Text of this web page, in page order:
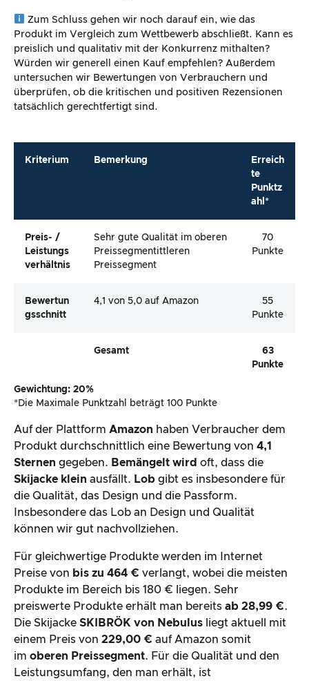
Zum Schluss gehen wir noch darauf ein, wie das
Produkt im Vergleich zum Wettbewerb abschließt. Kann es
preislich und qualitativ mit der Konkurrenz mithalten?
Würden wir generell einen Kauf empfehlen? Außerdem
untersuchen wir Bewertungen von Verbrauchern und
überprüfen, ob die kritischen und positiven Rezensionen
tatsächlich gerechtfertigt sind.
Kriterium Bemerkung
Erreich
te
Punktz
ahl*
Preis- /
Leistungs
Verhältnis
Sehr gute Qualität im oberen
Preissegmentittleren
Preissegment
70
Punkte
Bewertun
Gsschnitt
4,1 von 5,0 auf Amazon
55
Punkte
Gesamt
63
Punkte
Gewichtung: 20%
*Die Maximale Punktzahl beträgt 100 Punkte
Auf der Plattform Amazon haben Verbraucher dem
Produkt durchschnittlich eine Bewertung von 4,1
Sternen gegeben. Bemängelt wird oft, dass die
Skijacke klein ausfällt. Lob gibt es insbesondere für
die Qualität, das Design und die Passform.
Insbesondere das Lob an Design und Qualität
können wir gut nachvollziehen.
Für gleichwertige Produkte werden im Internet
Preise von bis zu 464 € verlangt, wobei die meisten
Produkte im Bereich bis 180 € liegen. Sehr
preiswerte Produkte erhält man bereits ab 28,99 €.
Die Skijacke SKIBRÖK von Nebulus liegt aktuell mit
einem Preis von 229,00 € auf Amazon somit
im oberen Preissegment. Für die Qualität und den
Leistungsumfang, den man erhält, ist